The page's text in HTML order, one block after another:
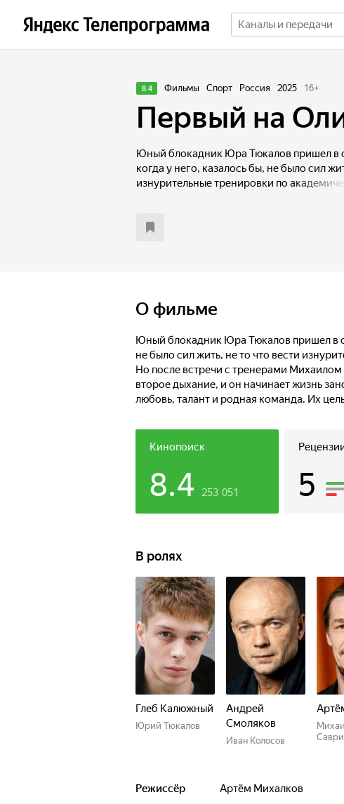
8.4 Фильмы Спорт Россия 2025 16+
Первый на
Юный блокадник Юра Тюкалов пришел в
когда у него, казалось бы, не было сил
изнурительные тренировки по
Победы даются нелегко, но у парня есть
О фильме
Юный блокадник Юра Тюкалов пришел в
не было сил жить, не то что вести
Но после встречи с тренерами
второе дыхание, и он начинает жизнь
любовь, талант и родная команда. Их
Кинопоиск
8.4 253 051 5
В ролях
Глеб Калюжный
Юрий Тюкалов
Андрей
Смоляков
Иван Колосов
Режиссёр Артём Михалков